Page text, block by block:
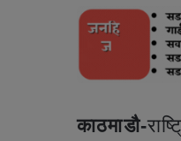
काठमाडौ-